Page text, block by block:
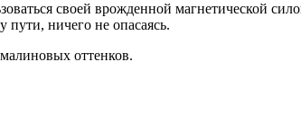
своей врожденной магнетической
ничего не опасаясь.
оттенков.